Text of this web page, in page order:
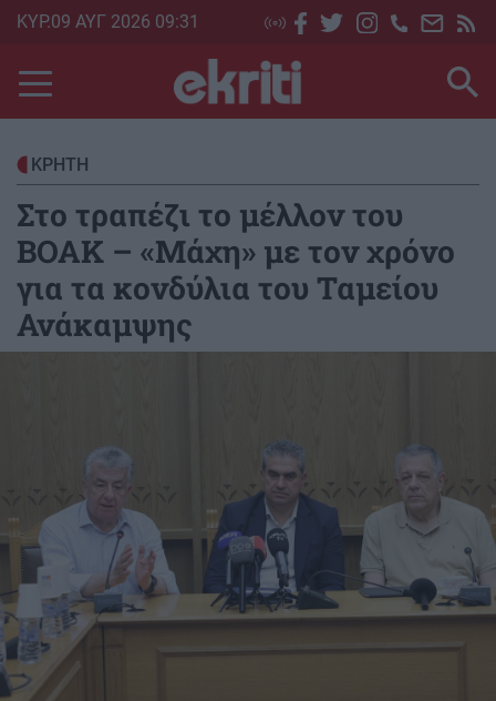
Skip
main
content
ΚΥΡ.09 ΑΥΓ 2026 09:31
ΚΡΗΤΗ
Στο τραπέζι το μέλλον του
ΒΟΑΚ – «Μάχη» με τον χρόνο
για τα κονδύλια του Ταμείου
Ανάκαμψης